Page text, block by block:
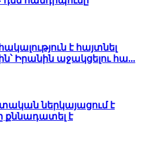
է հայտնել
Իրանին աջակցելու հա...
ներկայացում է
քննադատել է